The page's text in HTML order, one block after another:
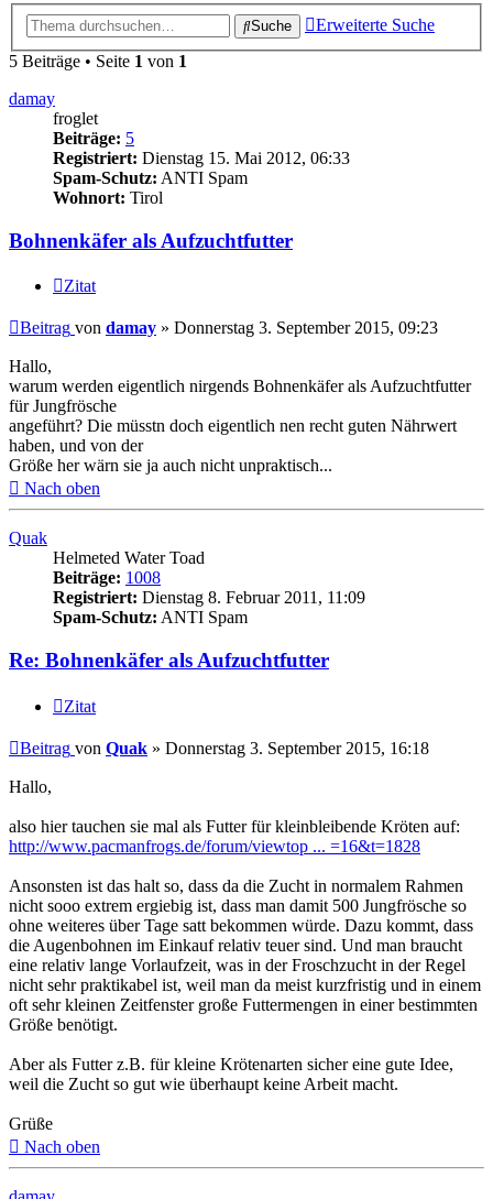
Suche
Erweiterte Suche
5 Beiträge • Seite 1 von 1
damay
froglet
Beiträge: 5
Registriert: Dienstag 15. Mai 2012, 06:33
Spam-Schutz: ANTI Spam
Wohnort: Tirol
Bohnenkäfer als Aufzuchtfutter
Zitat
Beitrag von damay » Donnerstag 3. September 2015, 09:23
Hallo,
warum werden eigentlich nirgends Bohnenkäfer als Aufzuchtfutter
für Jungfrösche
angeführt? Die müsstn doch eigentlich nen recht guten Nährwert
haben, und von der
Größe her wärn sie ja auch nicht unpraktisch...
Nach oben
Quak
Helmeted Water Toad
Beiträge: 1008
Registriert: Dienstag 8. Februar 2011, 11:09
Spam-Schutz: ANTI Spam
Re: Bohnenkäfer als Aufzuchtfutter
Zitat
Beitrag von Quak » Donnerstag 3. September 2015, 16:18
Hallo,
also hier tauchen sie mal als Futter für kleinbleibende Kröten auf:
http://www.pacmanfrogs.de/forum/viewtop ... =16&t=1828
Ansonsten ist das halt so, dass da die Zucht in normalem Rahmen
nicht sooo extrem ergiebig ist, dass man damit 500 Jungfrösche so
ohne weiteres über Tage satt bekommen würde. Dazu kommt, dass
die Augenbohnen im Einkauf relativ teuer sind. Und man braucht
eine relativ lange Vorlaufzeit, was in der Froschzucht in der Regel
nicht sehr praktikabel ist, weil man da meist kurzfristig und in einem
oft sehr kleinen Zeitfenster große Futtermengen in einer bestimmten
Größe benötigt.
Aber als Futter z.B. für kleine Krötenarten sicher eine gute Idee,
weil die Zucht so gut wie überhaupt keine Arbeit macht.
Grüße
Nach oben